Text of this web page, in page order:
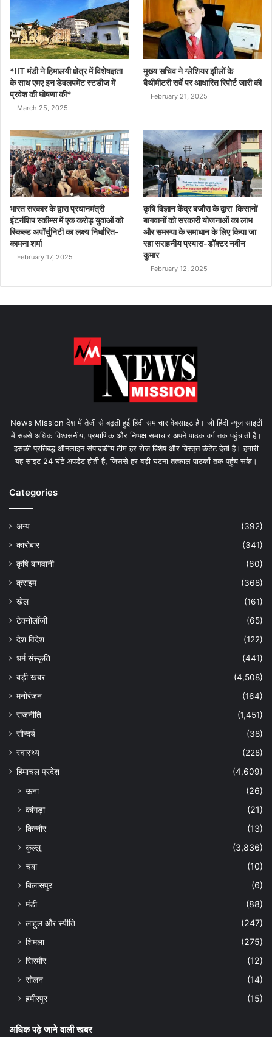
*IIT मंडी ने हिमालयी क्षेत्र में विशेषज्ञता
के साथ एमए इन डेवलपमेंट स्टडीज में
प्रवेश की घोषणा की*
March 25, 2025
मुख्य सचिव ने ग्लेशियर झीलों के
बैथीमीटरी सर्वे पर आधारित रिपोर्ट जारी की
February 21, 2025
भारत सरकार के द्वारा प्रधानमंत्री
इंटर्नशिप स्कीम्स में एक करोड़ युवाओं को
स्किल्ड अपॉर्चुनिटी का लक्ष्य निर्धारित-
कामना शर्मा
February 17, 2025
कृषि विज्ञान केंद्र बजौरा के द्वारा किसानों
बागवानों को सरकारी योजनाओं का लाभ
और समस्या के समाधान के लिए किया जा
रहा सराहनीय प्रयास-डॉक्टर नवीन
कुमार
February 12, 2025
News Mission देश में तेजी से बढ़ती हुई हिंदी समाचार वेबसाइट है। जो हिंदी न्यूज साइटों
में सबसे अधिक विश्वसनीय, प्रमाणिक और निष्पक्ष समाचार अपने पाठक वर्ग तक पहुंचाती है।
इसकी प्रतिबद्ध ऑनलाइन संपादकीय टीम हर रोज विशेष और विस्तृत कंटेंट देती है। हमारी
यह साइट 24 घंटे अपडेट होती है, जिससे हर बड़ी घटना तत्काल पाठकों तक पहुंच सके।
Categories
अन्य
(392)
कारोबार
(341)
कृषि बागवानी
(60)
क्राइम
(368)
खेल
(161)
टेक्नोलॉजी
(65)
देश विदेश
(122)
धर्म संस्कृति
(441)
बड़ी खबर
(4,508)
मनोरंजन
(164)
राजनीति
(1,451)
सौन्दर्य
(38)
स्वास्थ्य
(228)
हिमाचल प्रदेश
(4,609)
ऊना
(26)
कांगड़ा
(21)
किन्नौर
(13)
कुल्लू
(3,836)
चंबा
(10)
बिलासपुर
(6)
मंडी
(88)
लाहुल और स्पीति
(247)
शिमला
(275)
सिरमौर
(12)
सोलन
(14)
हमीरपुर
(15)
अधिक पढ़े जाने वाली खबर